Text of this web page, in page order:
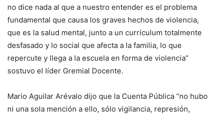
no dice nada al que a nuestro entender es el problema
fundamental que causa los graves hechos de violencia,
que es la salud mental, junto a un currículum totalmente
desfasado y lo social que afecta a la familia, lo que
repercute y llega a la escuela en forma de violencia”
sostuvo el líder Gremial Docente.
Mario Aguilar Arévalo dijo que la Cuenta Pública “no hubo
ni una sola mención a ello, sólo vigilancia, represión,